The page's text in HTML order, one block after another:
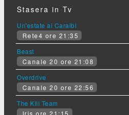
Stasera in Tv
Un'estate ai Caraibi
Rete4 ore 21:35
Beast
Canale 20 ore 21:08
Overdrive
Canale 20 ore 22:56
The Kill Team
Iris ore 21:15